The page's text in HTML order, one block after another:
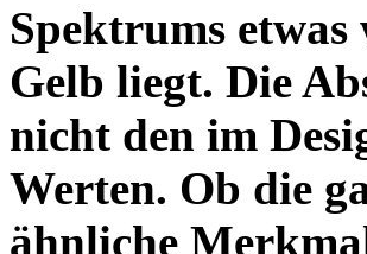
Spektrums
Gelb liegt. Die
nicht den im
Werten. Ob die
ähnliche